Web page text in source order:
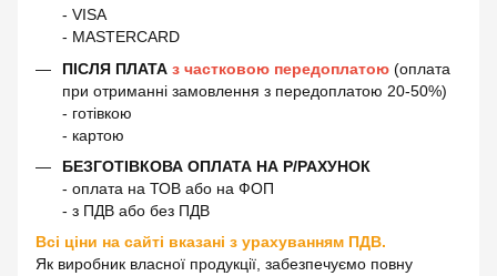
- VISA
- MASTERCARD
ПІСЛЯ ПЛАТА з частковою передоплатою (оплата
при отриманні замовлення з передоплатою 20-50%)
- готівкою
- картою
БЕЗГОТІВКОВА ОПЛАТА НА Р/РАХУНОК
- оплата на ТОВ або на ФОП
- з ПДВ або без ПДВ
Всі ціни на сайті вказані з урахуванням ПДВ.
Як виробник власної продукції, забезпечуємо повну